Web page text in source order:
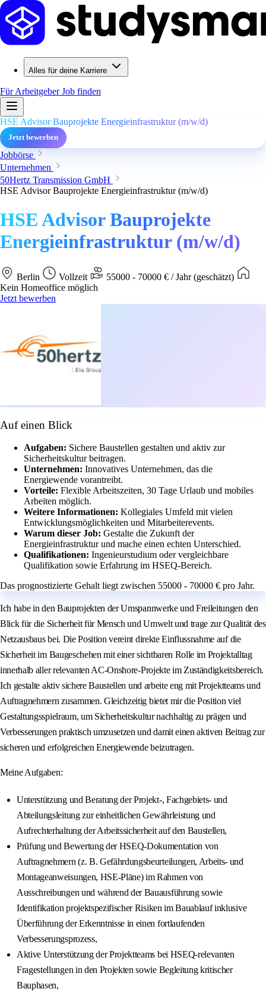
Alles für deine Karriere
Für ArbeitgeberJob finden
HSE Advisor Bauprojekte Energieinfrastruktur (m/w/d)
Jetzt bewerben
Jobbörse
Unternehmen
50Hertz Transmission GmbH
HSE Advisor Bauprojekte Energieinfrastruktur (m/w/d)
HSE Advisor Bauprojekte
Energieinfrastruktur (m/w/d)
Berlin Vollzeit
55000 - 70000 € / Jahr (geschätzt)
Kein Homeoffice möglich
Jetzt bewerben
Auf einen Blick
Aufgaben: Sichere Baustellen gestalten und aktiv zur
Sicherheitskultur beitragen.
Unternehmen: Innovatives Unternehmen, das die
Energiewende vorantreibt.
Vorteile: Flexible Arbeitszeiten, 30 Tage Urlaub und mobiles
Arbeiten möglich.
Weitere Informationen: Kollegiales Umfeld mit vielen
Entwicklungsmöglichkeiten und Mitarbeiterevents.
Warum dieser Job: Gestalte die Zukunft der
Energieinfrastruktur und mache einen echten Unterschied.
Qualifikationen: Ingenieurstudium oder vergleichbare
Qualifikation sowie Erfahrung im HSEQ-Bereich.
Das prognostizierte Gehalt liegt zwischen 55000 - 70000 € pro Jahr.
Ich habe in den Bauprojekten der Umspannwerke und Freileitungen den
Blick für die Sicherheit für Mensch und Umwelt und trage zur Qualität des
Netzausbaus bei. Die Position vereint direkte Einflussnahme auf die
Sicherheit im Baugeschehen mit einer sichtbaren Rolle im Projektalltag
innerhalb aller relevanten AC-Onshore-Projekte im Zuständigkeitsbereich.
Ich gestalte aktiv sichere Baustellen und arbeite eng mit Projektteams und
Auftragnehmern zusammen. Gleichzeitig bietet mir die Position viel
Gestaltungsspielraum, um Sicherheitskultur nachhaltig zu prägen und
Verbesserungen praktisch umzusetzen und damit einen aktiven Beitrag zur
sicheren und erfolgreichen Energiewende beizutragen.
Meine Aufgaben:
Unterstützung und Beratung der Projekt-, Fachgebiets- und
Abteilungsleitung zur einheitlichen Gewährleistung und
Aufrechterhaltung der Arbeitssicherheit auf den Baustellen,
Prüfung und Bewertung der HSEQ-Dokumentation von
Auftragnehmern (z. B. Gefährdungsbeurteilungen, Arbeits- und
Montageanweisungen, HSE-Pläne) im Rahmen von
Ausschreibungen und während der Bauausführung sowie
Identifikation projektspezifischer Risiken im Bauablauf inklusive
Überführung der Erkenntnisse in einen fortlaufenden
Verbesserungsprozess,
Aktive Unterstützung der Projektteams bei HSEQ-relevanten
Fragestellungen in den Projekten sowie Begleitung kritischer
Bauphasen,